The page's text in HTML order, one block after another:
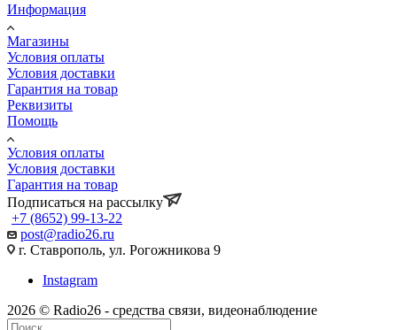
Информация
Магазины
Условия оплаты
Условия доставки
Гарантия на товар
Реквизиты
Помощь
Условия оплаты
Условия доставки
Гарантия на товар
Подписаться на рассылку
+7 (8652) 99-13-22
post@radio26.ru
г. Ставрополь, ул. Рогожникова 9
Instagram
2026 © Radio26 - средства связи, видеонаблюдение